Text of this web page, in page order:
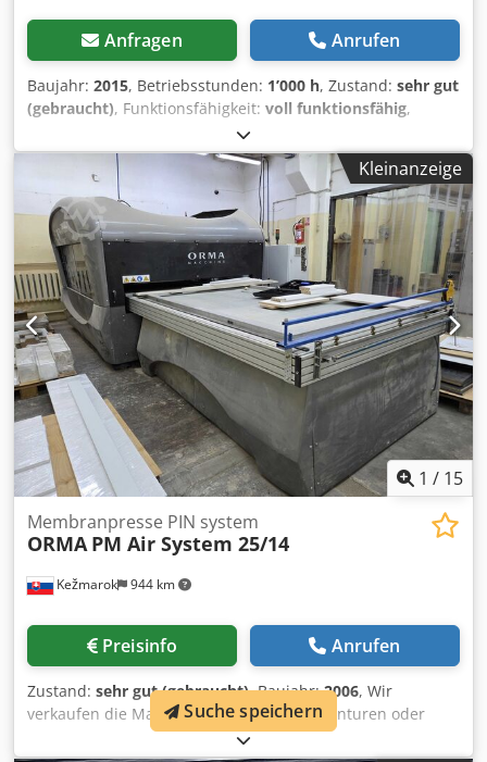
Anfragen Anrufen
Baujahr: 2015, Betriebsstunden: 1’000 h, Zustand: sehr gut
(gebraucht), Funktionsfähigkeit: voll funktionsfähig,
Maschinen-/Fahrzeugnummer:
steht eine hochwertige Vakuummembranpresse Columbus
Presstechnology Typ: Multimat Sonder Modell: M15090L
Baujahr: 2015 Die Maschine befindet sich in einem guten,
gepflegten Zustand und ist sofort einsatzbereit.
Technische Daten: Spannung: 400 V / 50 Hz Leistung: 19
kW Saugleistung: 40 m³/h Vakuum: bis -0,9 bar
Temperaturbereich: bis 140 °C Ausstattung / Zustand:
funktionsfähig und betriebsbereit stabile
Industrieausführung Membran vorhanden (gebrauchter,
aber funktionaler Zustand) übersichtliche Steuerung ideal
für Holz-, Möbel- oder Kunststoffverarbeitung
Einsatzbereiche: Furnierarbeiten Folienbeschichtung
Formenbau / Kunststoffverarbeitung Prototypenfertigung
Besichtigung ist möglich - die Maschine ist einsatzbereit.
Dsdpfsy I Uguex Akvowa
Kleinanzeige
1 / 15
Kežmarok 944 km
Membranpresse PIN system
ORMA PM Air System 25/14
Preisinfo Anrufen
Zustand: sehr gut (gebraucht), Baujahr:2006, Wir
verkaufen die Mambranpresse fuer Kuchenturen oder
Turrahmen, usw. Dwsdpfxszmnyij Akvsa Hersteller ORMA
Suche speichern